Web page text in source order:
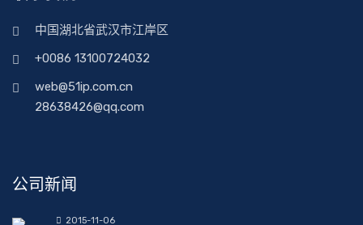
中国湖北省武汉市江岸区
+0086 13100724032
web@51ip.com.cn
28638426@qq.com
公司新闻
2015-11-06